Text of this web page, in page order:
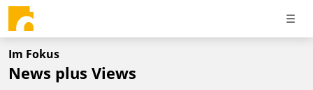
Im Fokus
News plus Views